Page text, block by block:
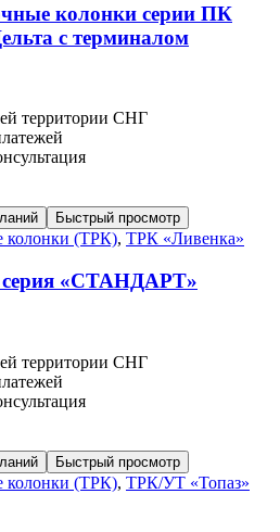
колонки серии ПК
с терминалом
территории СНГ
Быстрый просмотр
колонки (ТРК), ТРК «Ливенка»
«СТАНДАРТ»
территории СНГ
Быстрый просмотр
колонки (ТРК), ТРК/УТ «Топаз»